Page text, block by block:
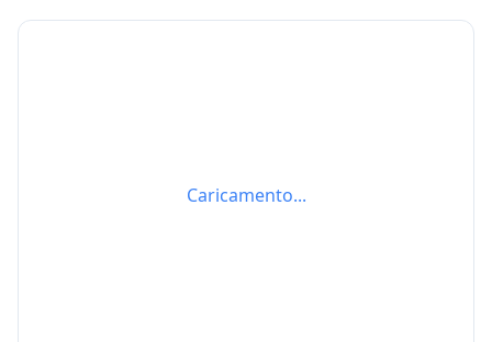
Caricamento...